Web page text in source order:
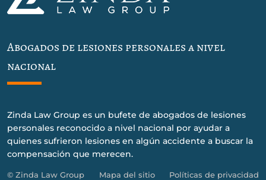
Abogados de lesiones personales a nivel
nacional
Zinda Law Group es un bufete de abogados de lesiones
personales reconocido a nivel nacional por ayudar a
quienes sufrieron lesiones en algún accidente a buscar la
compensación que merecen.
© Zinda Law Group Mapa del sitio Políticas de privacidad